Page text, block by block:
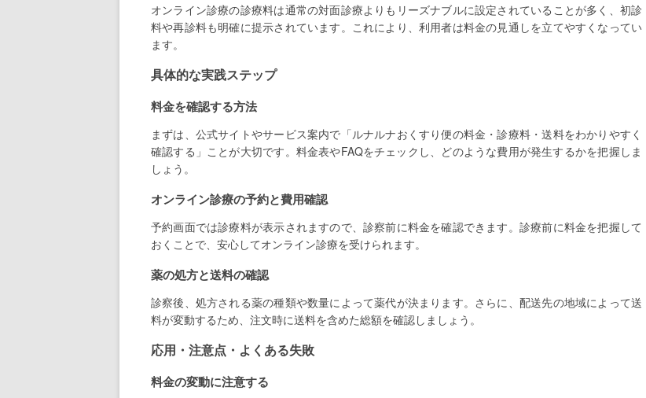
オンライン診療の診療料は通常の対面診療よりもリーズナブルに設定されていることが多く、初診
料や再診料も明確に提示されています。これにより、利用者は料金の見通しを立てやすくなってい
ます。
具体的な実践ステップ
料金を確認する方法
まずは、公式サイトやサービス案内で「ルナルナおくすり便の料金・診療料・送料をわかりやすく
確認する」ことが大切です。料金表やFAQをチェックし、どのような費用が発生するかを把握しま
しょう。
オンライン診療の予約と費用確認
予約画面では診療料が表示されますので、診察前に料金を確認できます。診療前に料金を把握して
おくことで、安心してオンライン診療を受けられます。
薬の処方と送料の確認
診察後、処方される薬の種類や数量によって薬代が決まります。さらに、配送先の地域によって送
料が変動するため、注文時に送料を含めた総額を確認しましょう。
応用・注意点・よくある失敗
料金の変動に注意する